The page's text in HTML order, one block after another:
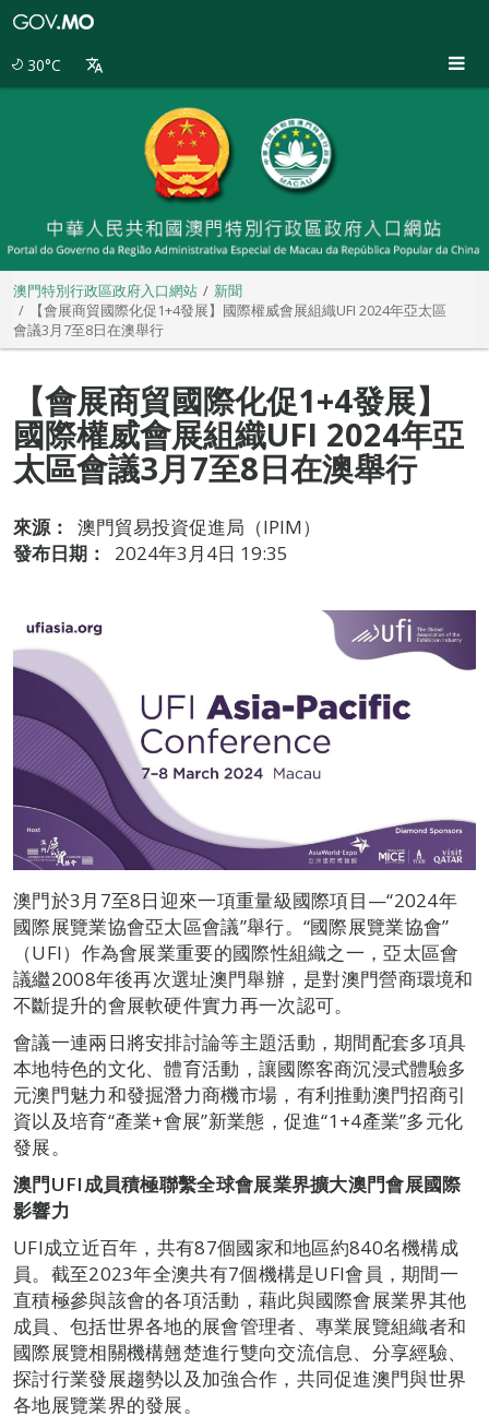
30°C
澳門特別行政區政府入口網站
新聞
【會展商貿國際化促1+4發展】國際權威會展組織UFI 2024年亞太區
會議3月7至8日在澳舉行
【會展商貿國際化促1+4發展】
國際權威會展組織UFI 2024年亞
太區會議3月7至8日在澳舉行
來源：
澳門貿易投資促進局（IPIM）
發布日期：
2024年3月4日 19:35
澳門於3月7至8日迎來一項重量級國際項目—“2024年
國際展覽業協會亞太區會議”舉行。“國際展覽業協會”
（UFI）作為會展業重要的國際性組織之一，亞太區會
議繼2008年後再次選址澳門舉辦，是對澳門營商環境和
不斷提升的會展軟硬件實力再一次認可。
會議一連兩日將安排討論等主題活動，期間配套多項具
本地特色的文化、體育活動，讓國際客商沉浸式體驗多
元澳門魅力和發掘潛力商機市場，有利推動澳門招商引
資以及培育“產業+會展”新業態，促進“1+4產業”多元化
發展。
澳門UFI成員積極聯繫全球會展業界擴大澳門會展國際
影響力
UFI成立近百年，共有87個國家和地區約840名機構成
員。截至2023年全澳共有7個機構是UFI會員，期間一
直積極參與該會的各項活動，藉此與國際會展業界其他
成員、包括世界各地的展會管理者、專業展覽組織者和
國際展覽相關機構翹楚進行雙向交流信息、分享經驗、
探討行業發展趨勢以及加強合作，共同促進澳門與世界
各地展覽業界的發展。